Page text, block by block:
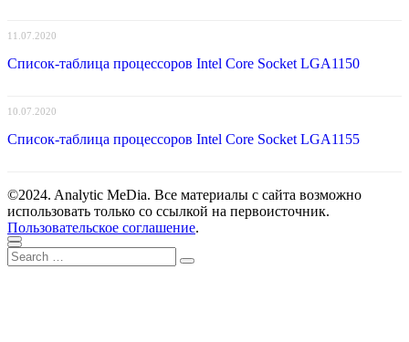
11.07.2020
Список-таблица процессоров Intel Core Socket LGA1150
10.07.2020
Список-таблица процессоров Intel Core Socket LGA1155
©2024. Analytic MeDia. Все материалы с сайта возможно
использовать только со ссылкой на первоисточник.
Пользовательское соглашение.
Scroll
to
Close
Search
for:
Search